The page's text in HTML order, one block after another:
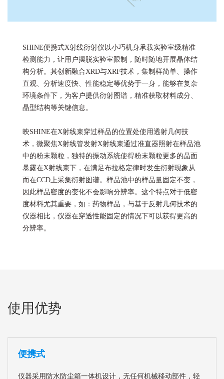
SHINE便携式X射线衍射仪以小巧机身承载实验室级精准
检测能力，让用户摆脱实验室限制，随时随地开展晶体结
构分析。其创新融合XRD与XRF技术，集制样简单、操作
直观、分析速度快、性能稳定等优势于一身，能够在复杂
环境条件下，为客户提供衍射图谱，精准获取材料成分、
晶型结构等关键信息。
映SHINE在X射线束穿过样品的位置处使用透射几何技
术，微聚焦X射线管发射X射线束通过准直器照射在样品池
中的粉末颗粒，独特的振动系统使得粉末颗粒更多的晶面
暴露在X射线束下，在满足布拉格定律时发生衍射现象从
而在CCD上采集衍射图谱。样品池中的样品量固定不变，
因此样品密度的变化不会影响分辨率。这个特点对于低密
度材料尤其重要，如：药物样品，与基于反射几何技术的
仪器相比，仪器在穿透性能固定的情况下可以获得更高的
分辨率。
使用优势
便携式
仪器采用防水防尘箱一体机设计，无任何机械移动部件，轻